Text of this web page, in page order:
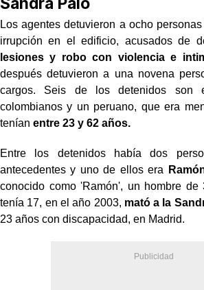
Los agentes detuvieron a ocho
irrupción en el edificio, acusados de
lesiones y robo con violencia e
después detuvieron a una novena
cargos. Seis de los detenidos son
colombianos y un peruano, que era
tenían entre 23 y 62 años.
Entre los detenidos había dos
antecedentes y uno de ellos era
conocido como 'Ramón', un hombre
tenía 17, en el año 2003, mató a la
23 años con discapacidad, en Madrid.